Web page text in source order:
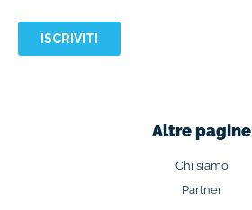
Altre pagine
Chi siamo
Partner